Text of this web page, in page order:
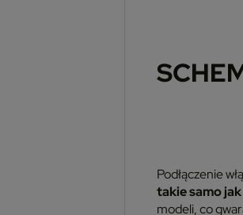
Podłączenie
takie samo
modeli, co